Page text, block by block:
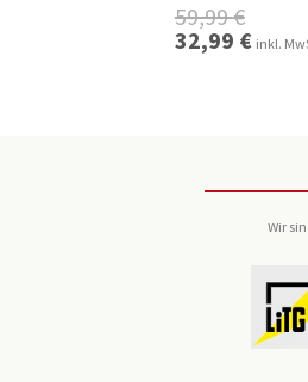
59,99€
Ursprünglicher
Preis
32,99 €Preis
inkl.
Wir